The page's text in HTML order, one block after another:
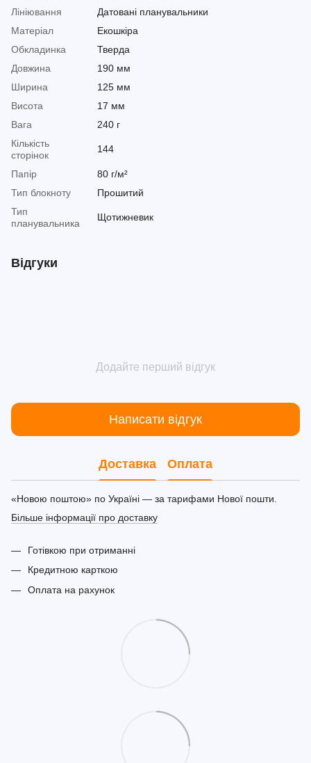
Лініювання
Датовані планувальники
Матеріал
Екошкіра
Обкладинка
Тверда
Довжина
190 мм
Ширина
125 мм
Висота
17 мм
Вага
240 г
Кількість
сторінок
144
Папір
80 г/м²
Тип блокноту
Прошитий
Тип
планувальника
Щотижневик
Відгуки
Додайте перший відгук
Написати відгук
Доставка Оплата
«Новою поштою» по Україні — за тарифами Нової пошти.
Більше інформації про доставку
Готівкою при отриманні
Кредитною карткою
Оплата на рахунок